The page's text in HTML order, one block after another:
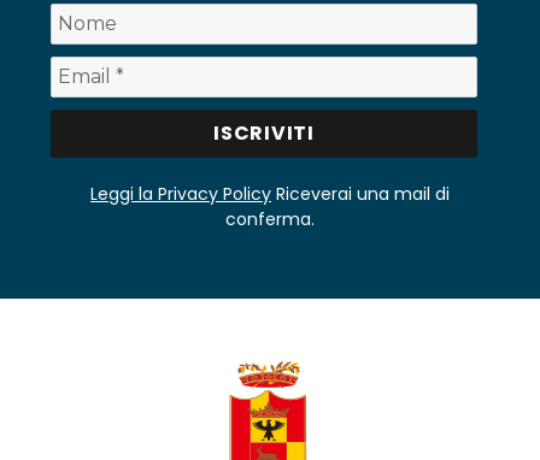
Leggi la Privacy Policy Riceverai una mail di
conferma.